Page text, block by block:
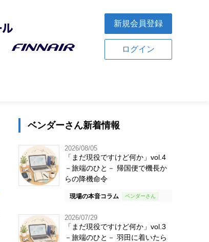
新規会員登録
ログイン
ベンダーさん新着情報
2026/08/05
「まだ現役ですけど何か」vol.4
－旅端のひと－ 帰国便で機長か
らの降機命令
現場の本音コラム
2026/07/29
「まだ現役ですけど何か」vol.3
－旅端のひと－ 羽田に着いたら